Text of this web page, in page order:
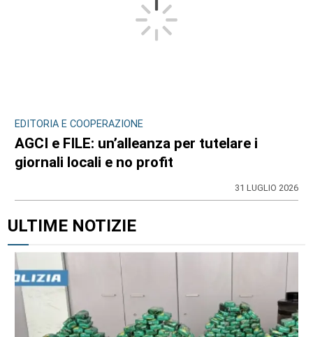
EDITORIA E COOPERAZIONE
AGCI e FILE: un’alleanza per tutelare i
giornali locali e no profit
31 LUGLIO 2026
ULTIME NOTIZIE